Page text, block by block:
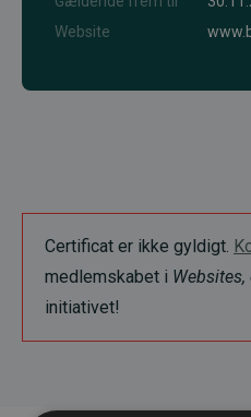
Website
Certificat er ikke gyldigt.
medlemskabet i
initiativet!